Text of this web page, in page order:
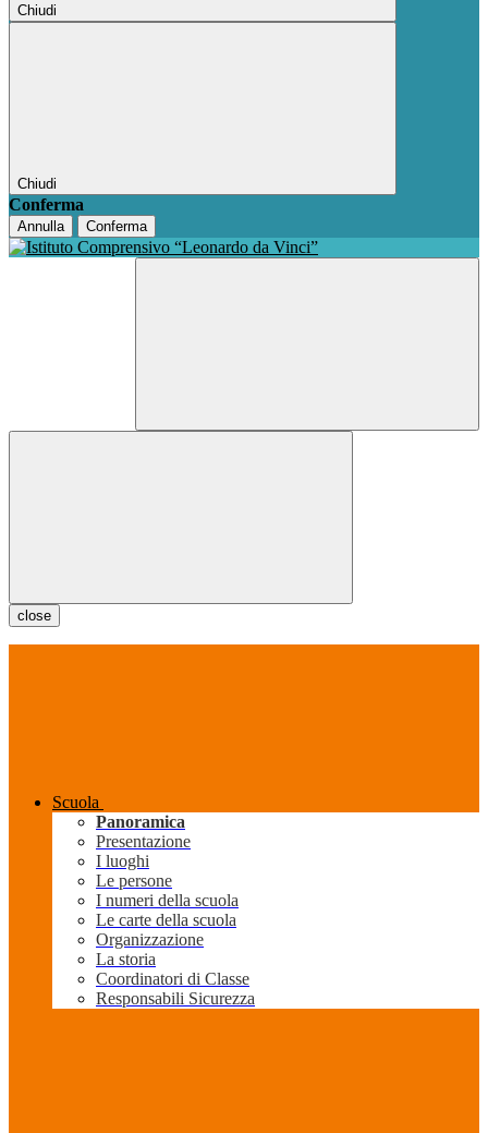
Chiudi
Chiudi
Conferma
Annulla Conferma
close
Scuola
Panoramica
Presentazione
I luoghi
Le persone
I numeri della scuola
Le carte della scuola
Organizzazione
La storia
Coordinatori di Classe
Responsabili Sicurezza